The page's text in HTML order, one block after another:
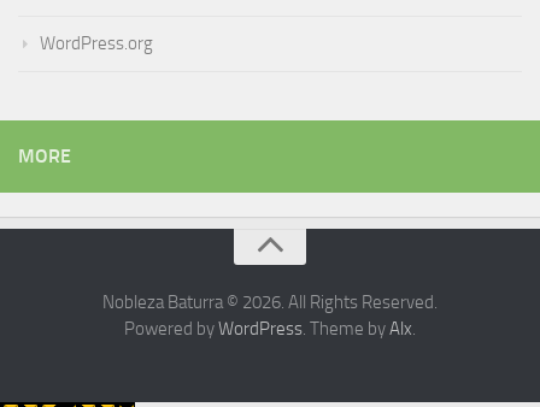
WordPress.org
MORE
Nobleza Baturra © 2026. All Rights Reserved.
Powered byWordPress. Theme byAlx.